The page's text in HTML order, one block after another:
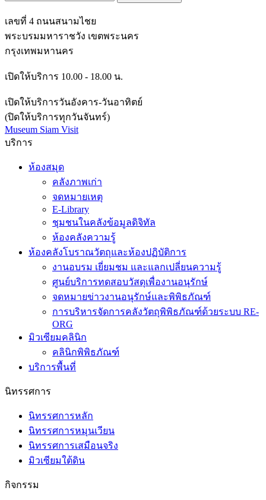
เลขที่ 4 ถนนสนามไชย
พระบรมมหาราชวัง เขตพระนคร
กรุงเทพมหานคร
เปิดให้บริการ 10.00 - 18.00 น.
เปิดให้บริการวันอังคาร-วันอาทิตย์
(ปิดให้บริการทุกวันจันทร์)
Museum Siam Visit
บริการ
ห้องสมุด
คลังภาพเก่า
จดหมายเหตุ
E-Library
ชุมชนในคลังข้อมูลดิจิทัล
ห้องคลังความรู้
ห้องคลังโบราณวัตถุและห้องปฏิบัติการ
งานอบรม เยี่ยมชม และแลกเปลี่ยนความรู้
ศูนย์บริการทดสอบวัสดุเพื่องานอนุรักษ์
จดหมายข่าวงานอนุรักษ์และพิพิธภัณฑ์
การบริหารจัดการคลังวัตถุพิพิธภัณฑ์ด้วยระบบ RE-
ORG
มิวเซียมคลินิก
คลินิกพิพิธภัณฑ์
บริการพื้นที่
นิทรรศการ
นิทรรศการหลัก
นิทรรศการหมุนเวียน
นิทรรศการเสมือนจริง
มิวเซียมใต้ดิน
กิจกรรม